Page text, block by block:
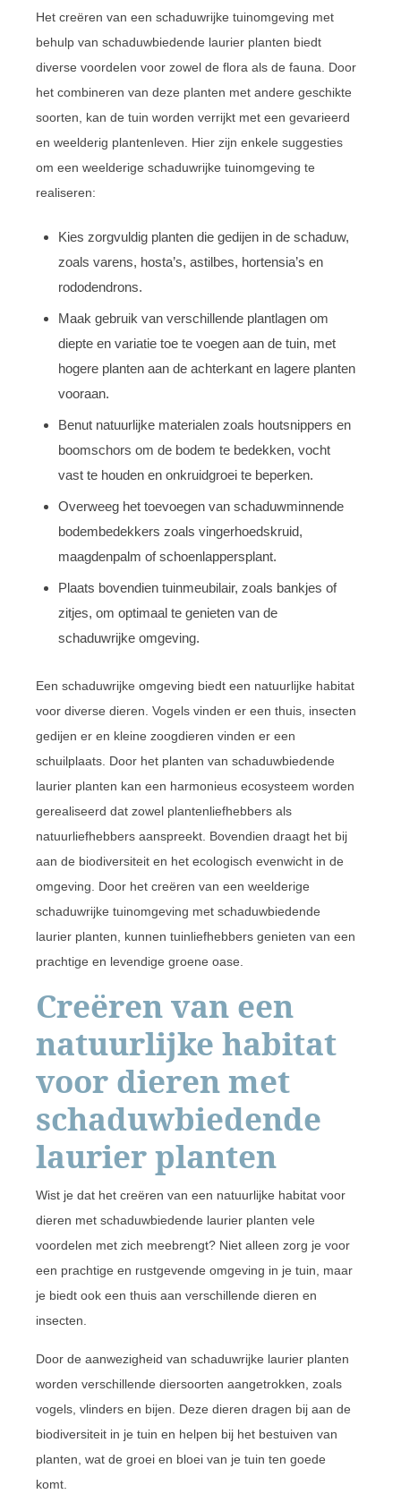
Het creëren van een schaduwrijke tuinomgeving met
behulp van schaduwbiedende laurier planten biedt
diverse voordelen voor zowel de flora als de fauna. Door
het combineren van deze planten met andere geschikte
soorten, kan de tuin worden verrijkt met een gevarieerd
en weelderig plantenleven. Hier zijn enkele suggesties
om een weelderige schaduwrijke tuinomgeving te
realiseren:
Kies zorgvuldig planten die gedijen in de schaduw,
zoals varens, hosta’s, astilbes, hortensia’s en
rododendrons.
Maak gebruik van verschillende plantlagen om
diepte en variatie toe te voegen aan de tuin, met
hogere planten aan de achterkant en lagere planten
vooraan.
Benut natuurlijke materialen zoals houtsnippers en
boomschors om de bodem te bedekken, vocht
vast te houden en onkruidgroei te beperken.
Overweeg het toevoegen van schaduwminnende
bodembedekkers zoals vingerhoedskruid,
maagdenpalm of schoenlappersplant.
Plaats bovendien tuinmeubilair, zoals bankjes of
zitjes, om optimaal te genieten van de
schaduwrijke omgeving.
Een schaduwrijke omgeving biedt een natuurlijke habitat
voor diverse dieren. Vogels vinden er een thuis, insecten
gedijen er en kleine zoogdieren vinden er een
schuilplaats. Door het planten van schaduwbiedende
laurier planten kan een harmonieus ecosysteem worden
gerealiseerd dat zowel plantenliefhebbers als
natuurliefhebbers aanspreekt. Bovendien draagt het bij
aan de biodiversiteit en het ecologisch evenwicht in de
omgeving. Door het creëren van een weelderige
schaduwrijke tuinomgeving met schaduwbiedende
laurier planten, kunnen tuinliefhebbers genieten van een
prachtige en levendige groene oase.
Creëren van een
natuurlijke habitat
voor dieren met
schaduwbiedende
laurier planten
Wist je dat het creëren van een natuurlijke habitat voor
dieren met schaduwbiedende laurier planten vele
voordelen met zich meebrengt? Niet alleen zorg je voor
een prachtige en rustgevende omgeving in je tuin, maar
je biedt ook een thuis aan verschillende dieren en
insecten.
Door de aanwezigheid van schaduwrijke laurier planten
worden verschillende diersoorten aangetrokken, zoals
vogels, vlinders en bijen. Deze dieren dragen bij aan de
biodiversiteit in je tuin en helpen bij het bestuiven van
planten, wat de groei en bloei van je tuin ten goede
komt.